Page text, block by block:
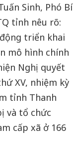
Sinh, Phó Bí
tỉnh nêu rõ:
triển khai
mô hình chính
Nghị quyết
XV, nhiệm kỳ
tỉnh Thanh
và tổ chức
cấp xã ở 166